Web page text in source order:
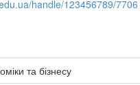
handle/123456789/7706
та бізнесу